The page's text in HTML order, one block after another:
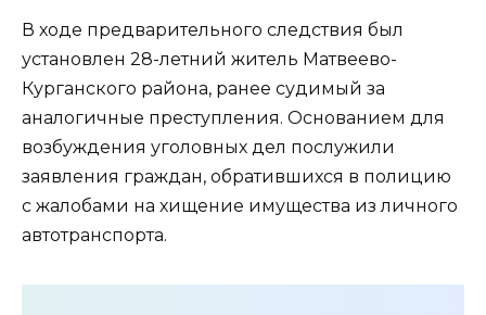
В ходе предварительного следствия был
установлен 28-летний житель Матвеево-
Курганского района, ранее судимый за
аналогичные преступления. Основанием для
возбуждения уголовных дел послужили
заявления граждан, обратившихся в полицию
с жалобами на хищение имущества из личного
автотранспорта.